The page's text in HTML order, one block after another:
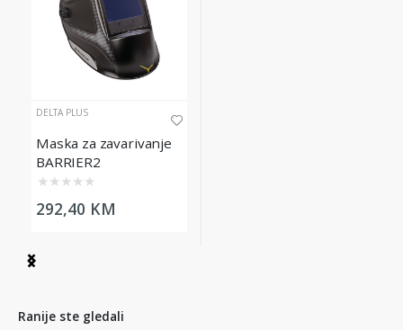
DELTA PLUS
Maska za zavarivanje
BARRIER2
★ ★ ★ ★ ★
292,40 KM
Item
1
Ranije ste gledali